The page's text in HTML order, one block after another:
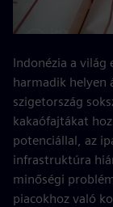
Indonézia a világ
harmadik helyen
szigetország
kakaófajtákat
potenciállal, az
infrastruktúra
minőségi
piacokhoz való